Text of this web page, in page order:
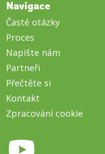
Navigace
Časté otázky
Proces
Napište nám
Partneři
Přečtěte si
Kontakt
Zpracování cookie